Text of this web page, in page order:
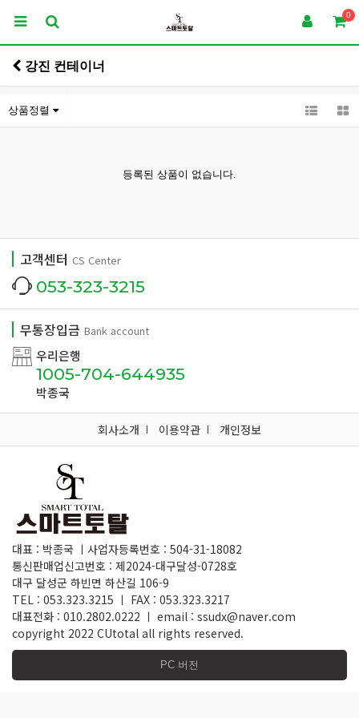
0
강진 컨테이너
상품정렬
등록된 상품이 없습니다.
고객센터 CS Center
053-323-3215
무통장입금 Bank account
우리은행
1005-704-644935
박종국
회사소개 이용약관 개인정보
대표 : 박종국 ㅣ사업자등록번호 : 504-31-18082
통신판매업신고번호 : 제2024-대구달성-0728호
대구 달성군 하빈면 하산길 106-9
TEL : 053.323.3215 ㅣ FAX : 053.323.3217
대표전화 : 010.2802.0222 ㅣ email : ssudx@naver.com
copyright 2022 CUtotal all rights reserved.
PC 버전